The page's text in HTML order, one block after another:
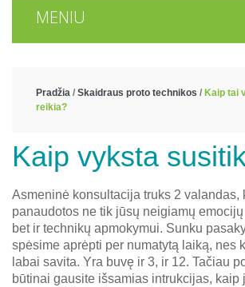
MENIU
Pradžia / Skaidraus proto technikos / Kaip tai
reikia?
Kaip vyksta
Asmeninė konsultacija truks 2 valandas,
panaudotos ne tik jūsų neigiamų
bet ir technikų apmokymui. Sunku
spėsime aprėpti per numatytą laiką, nes
labai savita. Yra buvę ir 3, ir 12. Tačiau
būtinai gausite išsamias intrukcijas, kaip